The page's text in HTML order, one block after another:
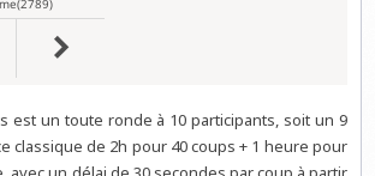
est un toute ronde à 10 participants, soit un 9
classique de 2h pour 40 coups + 1 heure pour